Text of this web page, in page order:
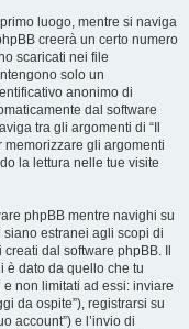
luogo, mentre si naviga
creerà un certo numero
scaricati nei file
solo un
anonimo di
dal software
tra gli argomenti di “Il
memorizzare gli argomenti
la lettura nelle tue visite
phpBB mentre navighi su
siano estranei agli scopi di
dal software phpBB. Il
è dato da quello che tu
non limitati ad essi: inviare
da ospite”), registrarsi su
account”) e l’invio di